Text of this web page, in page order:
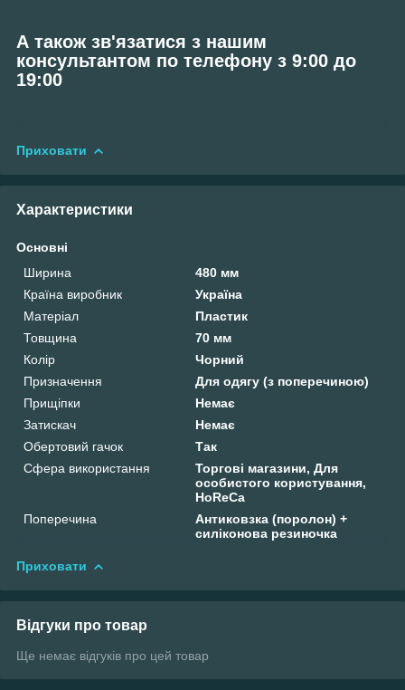
А також зв'язатися з нашим
консультантом по телефону з 9:00 до
19:00
Приховати
Характеристики
Основні
Ширина
480 мм
Країна виробник
Україна
Матеріал
Пластик
Товщина
70 мм
Колір
Чорний
Призначення
Для одягу (з поперечиною)
Прищіпки
Немає
Затискач
Немає
Обертовий гачок
Так
Сфера використання
Торгові магазини, Для
особистого користування,
HoReCa
Поперечина
Антиковзка (поролон) +
силіконова резиночка
Приховати
Відгуки про товар
Ще немає відгуків про цей товар